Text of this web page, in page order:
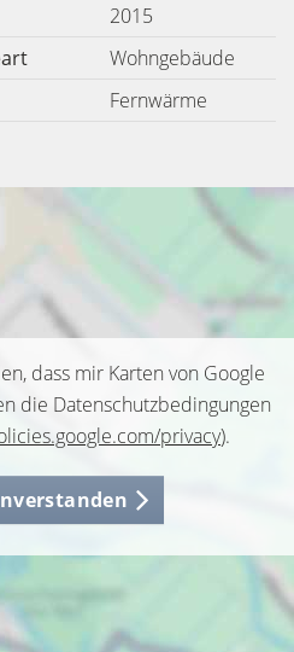
2015
Wohngebäude
Fernwärme
dass mir Karten von Google
die Datenschutzbedingungen
privacy).